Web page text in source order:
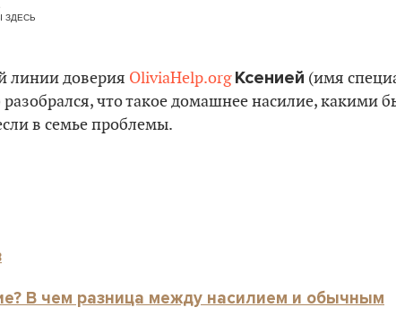
ЗДЕСЬ
линии доверия OliviaHelp.org Ксенией (имя
что такое домашнее насилие, какими
в семье проблемы.
В чем разница между насилием и обычным